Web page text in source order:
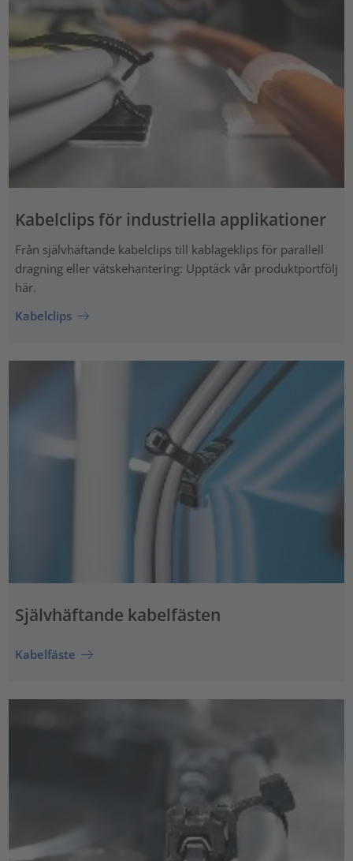
Kabelclips för industriella applikationer
Från självhäftande kabelclips till kablageklips för parallell
dragning eller vätskehantering: Upptäck vår produktportfölj
här.
Kabelclips
Självhäftande kabelfästen
Kabelfäste